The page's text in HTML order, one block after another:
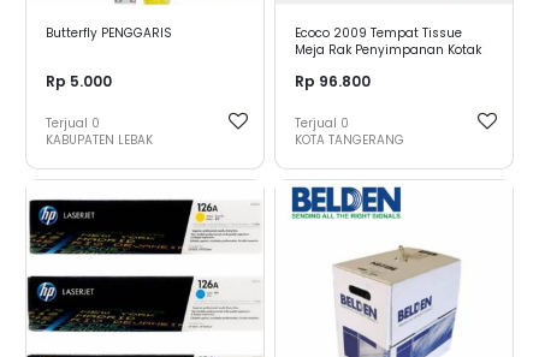
Butterfly PENGGARIS
Rp 5.000
Terjual 0
KABUPATEN LEBAK
Ecoco 2009 Tempat Tissue
Meja Rak Penyimpanan Kotak
Rp 96.800
Terjual 0
KOTA TANGERANG